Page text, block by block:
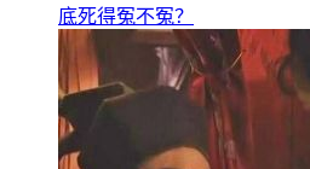
底死得冤不冤？